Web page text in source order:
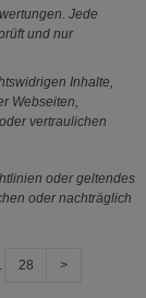
Jede
und nur
Inhalte,
Webseiten,
vertraulichen
oder geltendes
oder nachträglich
28 >